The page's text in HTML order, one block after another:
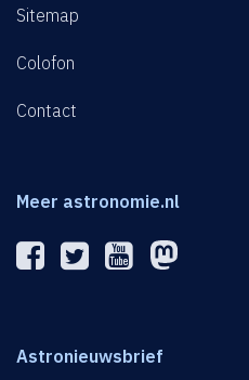
Sitemap
Colofon
Contact
Meer astronomie.nl
Astronieuwsbrief